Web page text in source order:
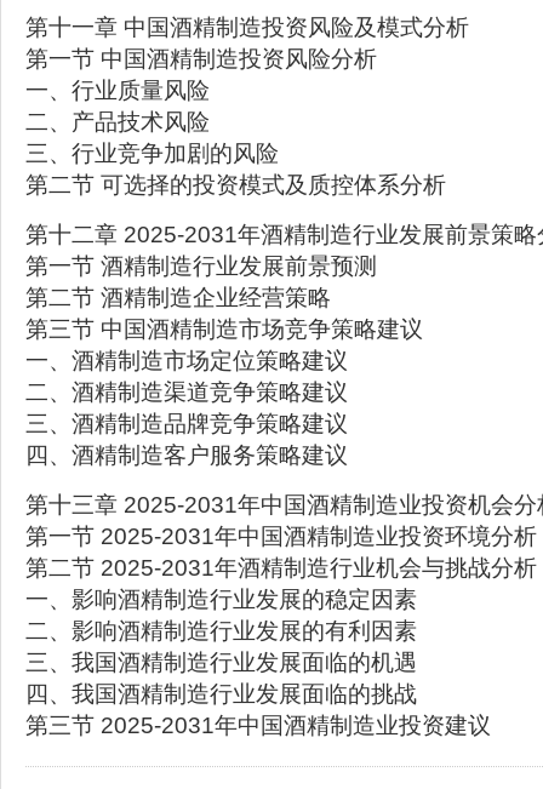
第十一章 中国酒精制造投资风险及模式分析
第一节 中国酒精制造投资风险分析
一、行业质量风险
二、产品技术风险
三、行业竞争加剧的风险
第二节 可选择的投资模式及质控体系分析
第十二章 2025-2031年酒精制造行业发展前景策略
第一节 酒精制造行业发展前景预测
第二节 酒精制造企业经营策略
第三节 中国酒精制造市场竞争策略建议
一、酒精制造市场定位策略建议
二、酒精制造渠道竞争策略建议
三、酒精制造品牌竞争策略建议
四、酒精制造客户服务策略建议
第十三章 2025-2031年中国酒精制造业投资机会分
第一节 2025-2031年中国酒精制造业投资环境分析
第二节 2025-2031年酒精制造行业机会与挑战分析
一、影响酒精制造行业发展的稳定因素
二、影响酒精制造行业发展的有利因素
三、我国酒精制造行业发展面临的机遇
四、我国酒精制造行业发展面临的挑战
第三节 2025-2031年中国酒精制造业投资建议